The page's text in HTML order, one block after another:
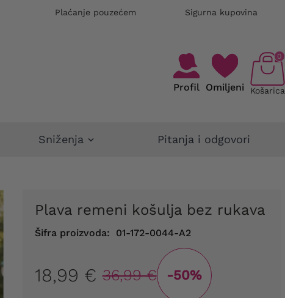
Plaćanje pouzećem Sigurna kupovina
Profil Omiljeni Košarica
0
Sniženja Pitanja i odgovori
Plava remeni košulja bez rukava
Šifra proizvoda: 01-172-0044-A2
18,99 € 36,99 € -50%